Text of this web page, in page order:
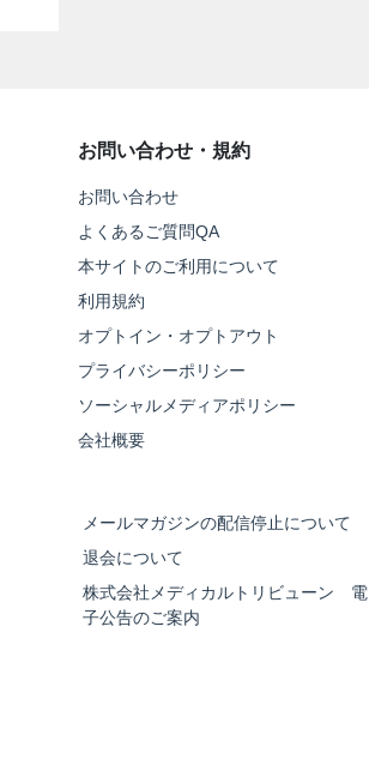
お問い合わせ・規約
お問い合わせ
よくあるご質問QA
本サイトのご利用について
利用規約
オプトイン・オプトアウト
プライバシーポリシー
ソーシャルメディアポリシー
会社概要
メールマガジンの配信停止について
退会について
株式会社メディカルトリビューン 電
子公告のご案内